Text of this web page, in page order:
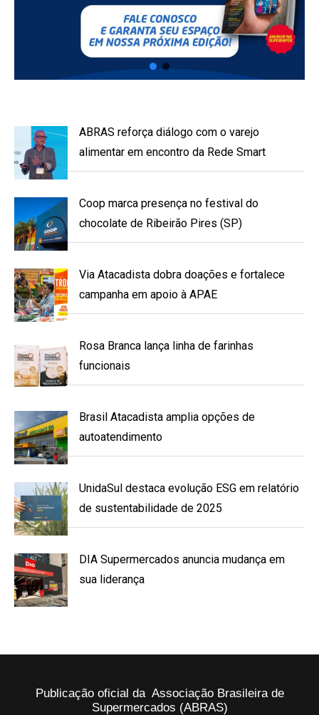
ABRAS reforça diálogo com o varejo
alimentar em encontro da Rede Smart
Coop marca presença no festival do
chocolate de Ribeirão Pires (SP)
Via Atacadista dobra doações e fortalece
campanha em apoio à APAE
Rosa Branca lança linha de farinhas
funcionais
Brasil Atacadista amplia opções de
autoatendimento
UnidaSul destaca evolução ESG em relatório
de sustentabilidade de 2025
DIA Supermercados anuncia mudança em
sua liderança
Publicação oficial da Associação Brasileira de
Supermercados (ABRAS)